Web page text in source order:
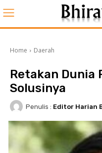
Home Daerah
Retakan Dunia
Solusinya
Penulis : Editor Harian